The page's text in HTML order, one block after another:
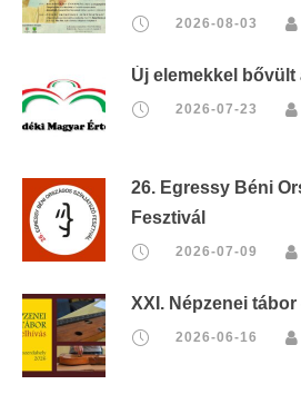
2026-08-03
Új elemekkel
2026-07-23
26. Egressy Béni
Fesztivál
2026-07-09
XXI. Népzenei
2026-06-16